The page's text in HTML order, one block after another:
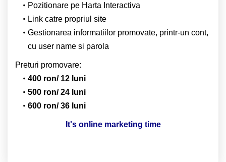
Pozitionare pe Harta Interactiva
Link catre propriul site
Gestionarea informatiilor promovate, printr-un cont,
cu user name si parola
Preturi promovare:
400 ron/ 12 luni
500 ron/ 24 luni
600 ron/ 36 luni
It's online marketing time